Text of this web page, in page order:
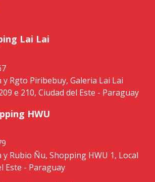
Lai Lai
y Rgto Piribebuy, Galeria Lai Lai
e 210, Ciudad del Este - Paraguay
HWU
y Rubio Ñu, Shopping HWU 1, Local
Este - Paraguay